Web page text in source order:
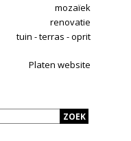
mozaïek
renovatie
tuin - terras - oprit
Platen website